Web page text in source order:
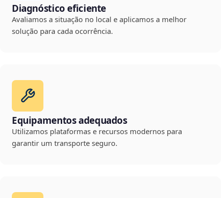
Diagnóstico eficiente
Avaliamos a situação no local e aplicamos a melhor
solução para cada ocorrência.
Equipamentos adequados
Utilizamos plataformas e recursos modernos para
garantir um transporte seguro.